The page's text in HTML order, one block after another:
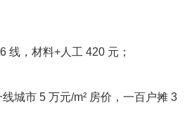
线，材料+人工 420 元；
城市 5 万元/m² 房价，一百户摊 3